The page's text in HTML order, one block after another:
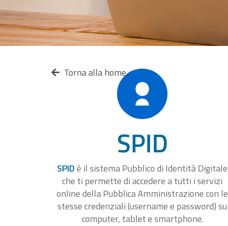
Torna alla home
SPID
SPIDè il sistema Pubblico di Identità Digitale
che ti permette di accedere a tutti i servizi
online della Pubblica Amministrazione con le
stesse credenziali (username e password) su
computer, tablet e smartphone.